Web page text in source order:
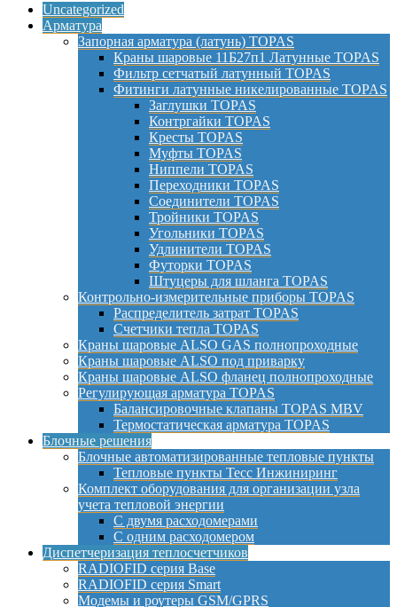
Uncategorized
Арматура
Запорная арматура (латунь) TOPAS
Краны шаровые 11Б27п1 Латунные TOPAS
Фильтр сетчатый латунный TOPAS
Фитинги латунные никелированные TOPAS
Заглушки TOPAS
Контргайки TOPAS
Кресты TOPAS
Муфты TOPAS
Ниппели TOPAS
Переходники TOPAS
Соединители TOPAS
Тройники TOPAS
Угольники TOPAS
Удлинители TOPAS
Футорки TOPAS
Штуцеры для шланга TOPAS
Контрольно-измерительные приборы TOPAS
Распределитель затрат TOPAS
Счетчики тепла TOPAS
Краны шаровые ALSO GAS полнопроходные
Краны шаровые ALSO под приварку
Краны шаровые ALSO фланец полнопроходные
Регулирующая арматура TOPAS
Балансировочные клапаны TOPAS MBV
Термостатическая арматура TOPAS
Блочные решения
Блочные автоматизированные тепловые пункты
Тепловые пункты Тесс Инжиниринг
Комплект оборудования для организации узла
учета тепловой энергии
С двумя расходомерами
С одним расходомером
Диспетчеризация теплосчетчиков
RADIOFID серия Base
RADIOFID серия Smart
Модемы и роутеры GSM/GPRS